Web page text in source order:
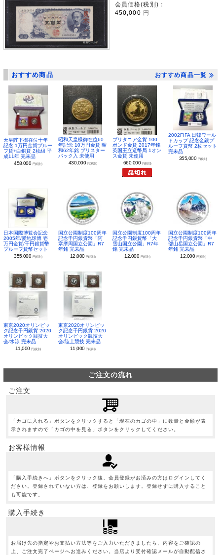
会員価格(税別)：
450,000 円
おすすめ商品 おすすめ商品一覧
天皇陛下御在位十年
記念 1万円金貨プルー
フ貨+白銅貨 2枚組 平
成11年 完未品
458,000 円(税別)
昭和天皇様御在位60
年記念 10万円金貨 昭
和62年銘 ブリスター
パック入 未使用
430,000 円(税別)
ブリタニア金貨 100
ポンド金貨 2017年銘
英国王立造幣局 1オン
ス金貨 未使用
660,000 円(税別)
2002FIFA 日韓ワール
ドカップ 記念金銀プ
ルーフ貨幣 2枚セット
完未品
355,000 円(税別)
日本国際博覧会記念
2005年/愛地球博 壱
万円金貨/千円銀貨幣
プルーフ貨幣セット
355,000 円(税別)
国立公園制度100周年
記念千円銀貨幣「阿
寒摩周国立公園」R7
年銘 完未品
12,000 円(税別)
国立公園制度100周年
記念千円銀貨幣「大
雪山国立公園」R7年
銘 完未品
12,000 円(税別)
国立公園制度100周年
記念千円銀貨幣「中
部山岳国立公園」R7
年銘 完未品
12,000 円(税別)
東京2020オリンピッ
ク記念千円銀貨 2020
オリンピック競技大
会/水泳 完未品
11,000円(税別)
東京2020オリンピッ
ク記念千円銀貨 2020
オリンピック競技大
会/陸上競技 完未品
11,000 円(税別)
ご注文の流れ
ご注文
「カゴに入れる」ボタンをクリックすると「現在のカゴの中」に数量と金額が表
示されますので「カゴの中を見る」ボタンをクリックしてください。
お客様情報
「購入手続きへ」ボタンをクリック後、会員登録がお済みの方はログインしてく
ださい。登録されていない方は、登録をお願いします。登録せずに購入すること
も可能です。
購入手続き
お届け先の指定やお支払い方法等をご入力いただきましたら、内容をご確認の
上、ご注文完了ページへお進みください。当店より受付確認メールが自動配信さ